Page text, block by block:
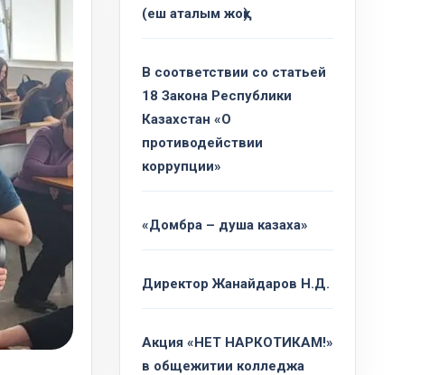
(еш аталым жоқ)
В соответствии со статьей
18 Закона Республики
Казахстан «О
противодействии
коррупции»
«Домбра – душа казаха»
Директор Жанайдаров Н.Д.
Акция «НЕТ НАРКОТИКАМ!»
в общежитии колледжа